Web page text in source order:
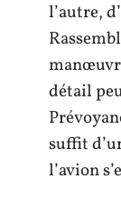
l’autre,
détail
suffit
l’avion